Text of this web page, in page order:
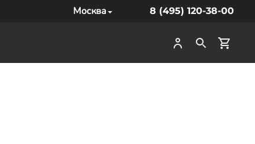
Москва 8 (495) 120-38-00